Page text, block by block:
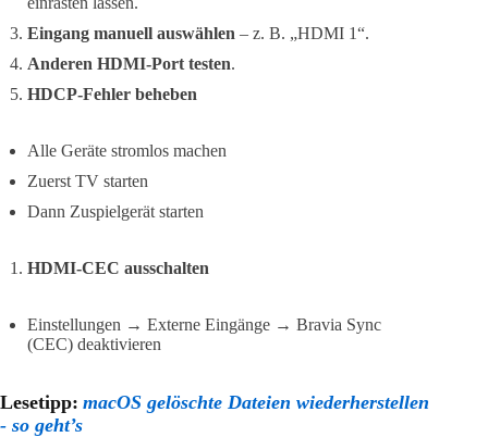
Eingang manuell auswählen – z. B. „HDMI 1“.
Anderen HDMI-Port testen.
HDCP-Fehler beheben
Alle Geräte stromlos machen
Zuerst TV starten
Dann Zuspielgerät starten
HDMI-CEC ausschalten
Einstellungen → Externe Eingänge → Bravia Sync
(CEC) deaktivieren
Lesetipp: macOS gelöschte Dateien wiederherstellen
- so geht’s